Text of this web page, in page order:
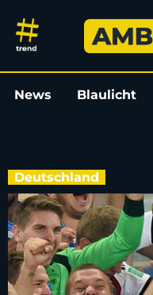
Lahm,
News Blaulicht
Deutschland